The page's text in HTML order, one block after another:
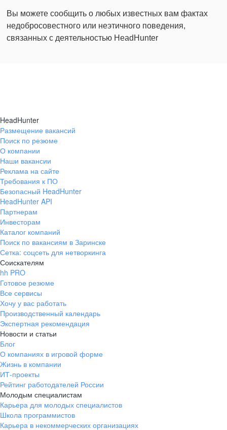
Вы можете сообщить о любых известных вам фактах
недобросовестного или неэтичного поведения,
связанных с деятельностью HeadHunter
HeadHunter
Размещение вакансий
Поиск по резюме
О компании
Наши вакансии
Реклама на сайте
Требования к ПО
Безопасный HeadHunter
HeadHunter API
Партнерам
Инвесторам
Каталог компаний
Поиск по вакансиям в Заринске
Сетка: соцсеть для нетворкинга
Соискателям
hh PRO
Готовое резюме
Все сервисы
Хочу у вас работать
Производственный календарь
Экспертная рекомендация
Новости и статьи
Блог
О компаниях в игровой форме
Жизнь в компании
ИТ-проекты
Рейтинг работодателей России
Молодым специалистам
Карьера для молодых специалистов
Школа программистов
Карьера в некоммерческих организациях